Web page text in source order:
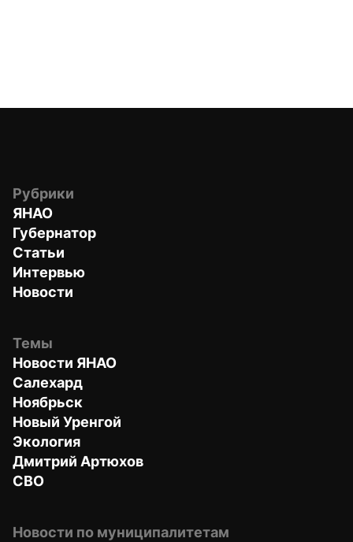
Рубрики
ЯНАО
Губернатор
Статьи
Интервью
Новости
Темы
Новости ЯНАО
Салехард
Ноябрьск
Новый Уренгой
Экология
Дмитрий Артюхов
СВО
Новости по муниципалитетам